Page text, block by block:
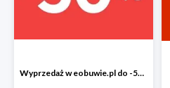
Wyprzedaż w eobuwie.pl do -50%